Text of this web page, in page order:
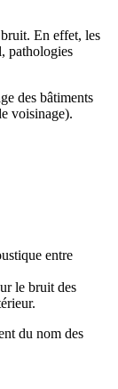
En effet, les
pathologies
des bâtiments
voisinage).
entre
le bruit des
du nom des